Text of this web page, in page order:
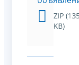
ZIP
KB)